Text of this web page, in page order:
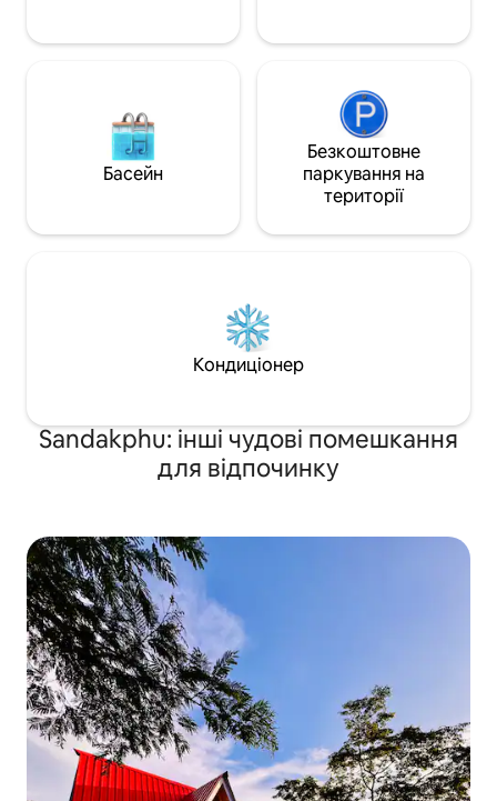
Басейн
Безкоштовне
паркування на
території
Кондиціонер
Sandakphu: інші чудові помешкання
для відпочинку